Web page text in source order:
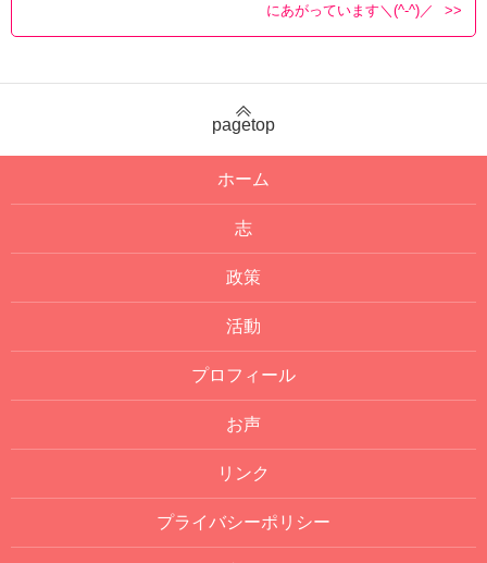
にあがっています＼(^-^)／
pagetop
ホーム
志
政策
活動
プロフィール
お声
リンク
プライバシーポリシー